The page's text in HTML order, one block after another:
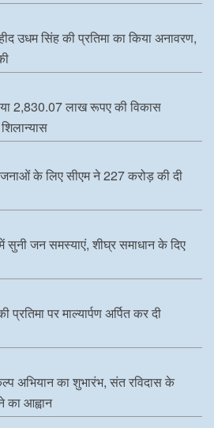
उधम सिंह की प्रतिमा का किया अनावरण,
2,830.07 लाख रूपए की विकास
के लिए सीएम ने 227 करोड़ की दी
जन समस्याएं, शीघ्र समाधान के दिए
पर माल्यार्पण अर्पित कर दी
अभियान का शुभारंभ, संत रविदास के
आह्वान